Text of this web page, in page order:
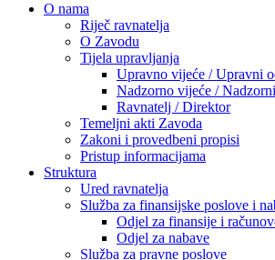
O nama
Riječ ravnatelja
O Zavodu
Tijela upravljanja
Upravno vijeće / Upravni
Nadzorno vijeće /
Ravnatelj / Direktor
Temeljni akti Zavoda
Zakoni i provedbeni propisi
Pristup informacijama
Struktura
Ured ravnatelja
Služba za finansijske poslove i
Odjel za finansije i
Odjel za nabave
Služba za pravne poslove